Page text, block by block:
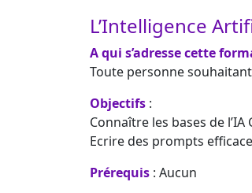
L’Intelligence
A qui s’adresse cette
Toute personne
Objectifs :
Connaître les bases de l’IA
Ecrire des prompts
Prérequis : Aucun